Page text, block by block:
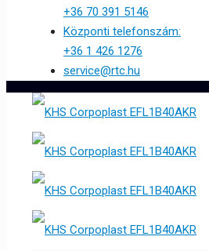
+36 70 391 5146
Központi telefonszám:
+36 1 426 1276
service@rtc.hu